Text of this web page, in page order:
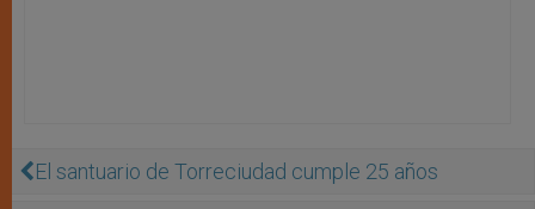
El santuario de Torreciudad cumple 25 años